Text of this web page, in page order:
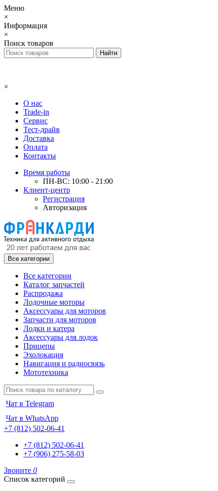
Меню
×
Информация
×
Поиск товаров
×
О нас
Trade-in
Сервис
Тест-драйв
Доставка
Оплата
Контакты
Время работы
ПН-ВС: 10:00 - 21:00
Клиент-центр
Регистрация
Авторизация
Все категории
Все категории
Каталог запчастей
Распродажа
Лодочные моторы
Аксессуары для моторов
Запчасти для моторов
Лодки и катера
Аксессуары для лодок
Прицепы
Эхолокация
Навигация и радиосвязь
Мототехника
Чат в Telegram
Чат в WhatsApp
+7 (812) 502-06-41
+7 (812) 502-06-41
+7 (906) 275-58-03
Звоните 0
Список категорий